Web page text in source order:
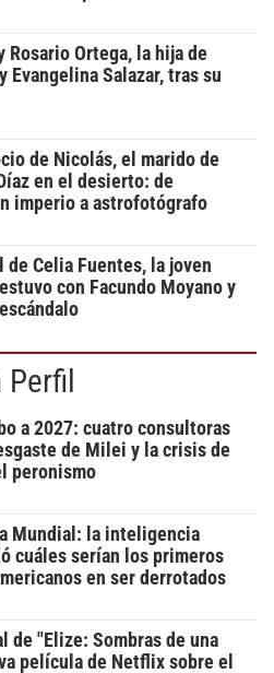
Rosario Ortega, la hija de
Evangelina Salazar, tras su
de Nicolás, el marido de
en el desierto: de
imperio a astrofotógrafo
de Celia Fuentes, la joven
con Facundo Moyano y
Perfil
a 2027: cuatro consultoras
de Milei y la crisis de
peronismo
Mundial: la inteligencia
cuáles serían los primeros
en ser derrotados
de "Elize: Sombras de una
película de Netflix sobre el